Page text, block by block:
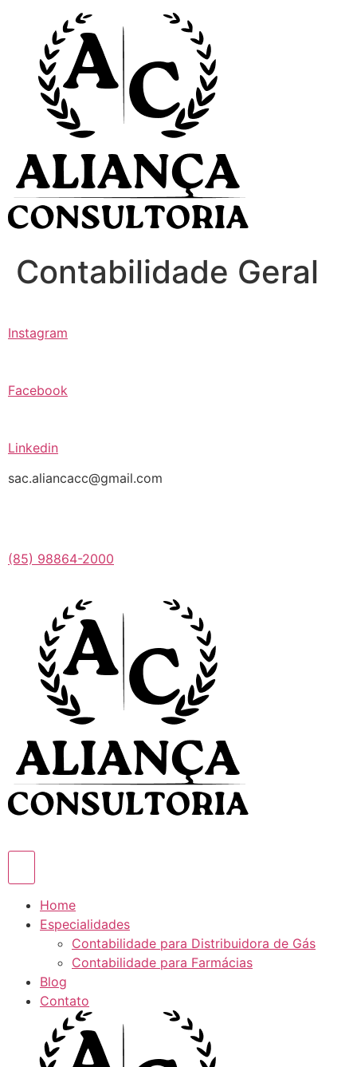
conteúdo
Contabilidade Geral
Instagram
Facebook
Linkedin
sac.aliancacc@gmail.com
(85) 98864-2000
Home
Especialidades
Contabilidade para Distribuidora de Gás
Contabilidade para Farmácias
Blog
Contato